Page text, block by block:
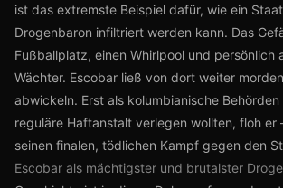
ist das extremste Beispiel dafür, wie ein
Drogenbaron infiltriert werden kann. Das
Fußballplatz, einen Whirlpool und persönlich
Wächter. Escobar ließ von dort weiter
abwickeln. Erst als kolumbianische Behörden
reguläre Haftanstalt verlegen wollten, floh
seinen finalen, tödlichen Kampf gegen den
Escobar als mächtigster und brutalster